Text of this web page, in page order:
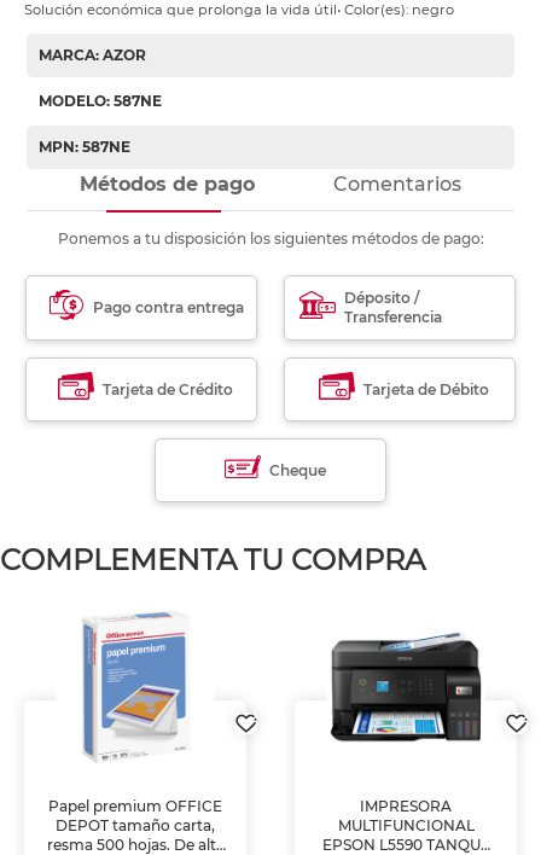
Solución económica que prolonga la vida útil• Color(es): negro
MARCA: AZOR
MODELO: 587NE
MPN: 587NE
Métodos de pago Comentarios
Ponemos a tu disposición los siguientes métodos de pago:
Pago contra entrega
Déposito /
Transferencia
Tarjeta de Crédito Tarjeta de Débito
Cheque
COMPLEMENTA TU COMPRA
Papel premium OFFICE
DEPOT tamaño carta,
resma 500 hojas. De alta
IMPRESORA
MULTIFUNCIONAL
EPSON L5590 TANQUE